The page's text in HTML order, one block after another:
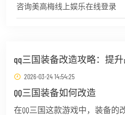
咨询美高梅线上娱乐在线登录
qq三国装备改造攻略：提
2026-03-24 14:54:25
QQ三国装备如何改造
在QQ三国这款游戏中，装备